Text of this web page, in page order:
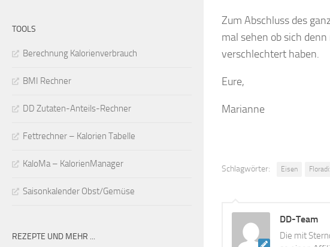
Zum Abschluss des
mal sehen ob sich
verschlechtert haben.
Eure,
Marianne
Schlagwörter: Eisen
DD-Team
Die mit
TOOLS
Berechnung Kalorienverbrauch
BMI Rechner
DD Zutaten-Anteils-Rechner
Fettrechner – Kalorien Tabelle
KaloMa – KalorienManager
Saisonkalender Obst/Gemüse
REZEPTE UND MEHR ...